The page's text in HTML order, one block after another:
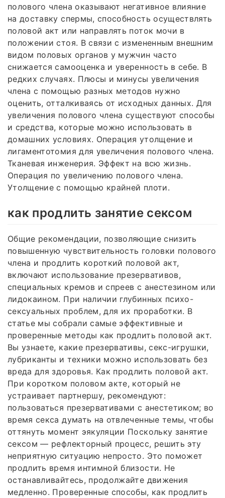
полового члена оказывают негативное влияние
на доставку спермы, способность осуществлять
половой акт или направлять поток мочи в
положении стоя. В связи с измененным внешним
видом половых органов у мужчин часто
снижается самооценка и уверенность в себе. В
редких случаях. Плюсы и минусы увеличения
члена с помощью разных методов нужно
оценить, отталкиваясь от исходных данных. Для
увеличения полового члена существуют способы
и средства, которые можно использовать в
домашних условиях. Операция утолщение и
лигаментотомия для увеличения полового члена.
Тканевая инженерия. Эффект на всю жизнь.
Операция по увеличению полового члена.
Утолщение с помощью крайней плоти.
как продлить занятие сексом
Общие рекомендации, позволяющие снизить
повышенную чувствительность головки полового
члена и продлить короткий половой акт,
включают использование презервативов,
специальных кремов и спреев с анестезином или
лидокаином. При наличии глубинных психо-
сексуальных проблем, для их проработки. В
статье мы собрали самые эффективные и
проверенные методы как продлить половой акт.
Вы узнаете, какие презервативы, секс-игрушки,
лубриканты и техники можно использовать без
вреда для здоровья. Как продлить половой акт.
При коротком половом акте, который не
устраивает партнершу, рекомендуют:
пользоваться презервативами с анестетиком; во
время секса думать на отвлеченные темы, чтобы
оттянуть момент эякуляции Поскольку занятие
сексом — рефлекторный процесс, решить эту
неприятную ситуацию непросто. Это поможет
продлить время интимной близости. Не
останавливайтесь, продолжайте движения
медленно. Проверенные способы, как продлить